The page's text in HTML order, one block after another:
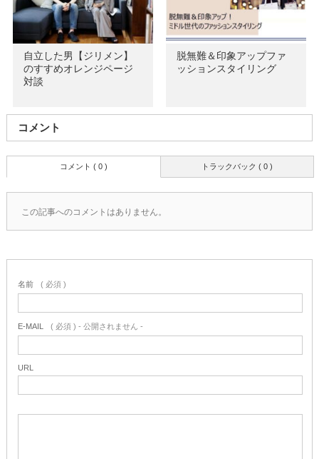
自立した男【ジリメン】
のすすめオレンジページ
対談
脱無難＆印象アップファ
ッションスタイリング
コメント
トラックバック ( 0 )
コメント ( 0 )
この記事へのコメントはありません。
名前 ( 必須 )
E-MAIL ( 必須 ) - 公開されません -
URL